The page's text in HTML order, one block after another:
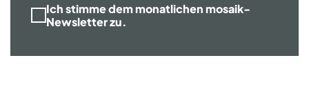
Ich stimme dem monatlichen mosaik-
Newsletter zu.